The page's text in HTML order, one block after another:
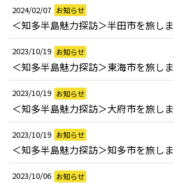
2024/02/07 お知らせ
＜知多半島魅力探訪＞半田市を旅し
2023/10/19 お知らせ
＜知多半島魅力探訪＞東海市を旅し
2023/10/19 お知らせ
＜知多半島魅力探訪＞大府市を旅し
2023/10/19 お知らせ
＜知多半島魅力探訪＞知多市を旅し
2023/10/06 お知らせ